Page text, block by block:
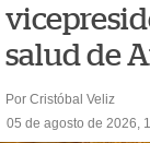
salud de
Por Cristóbal Veliz
05 de agosto de 2026,